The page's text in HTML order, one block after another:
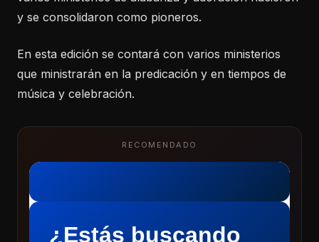
y se consolidaron como pioneros.
En esta edición se contará con varios ministerios
que ministrarán en la predicación y en tiempos de
música y celebración.
RECOMENDADO